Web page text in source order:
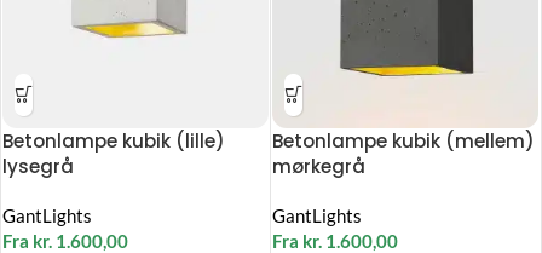
Betonlampe kubik (lille)
lysegrå
GantLights
Fra kr. 1.600,00
Betonlampe kubik (mellem)
mørkegrå
GantLights
Fra kr. 1.600,00